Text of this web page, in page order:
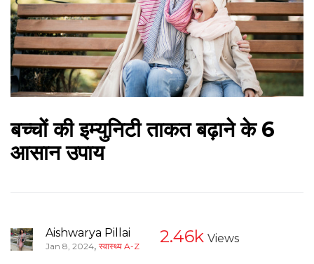
बच्चों की इम्युनिटी ताकत बढ़ाने के 6
आसान उपाय
Aishwarya Pillai
Jan 8, 2024, स्वास्थ्य A-Z 2.46k Views